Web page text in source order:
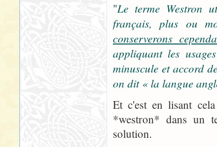
"Le terme Westron
français, plus ou
conserverons
appliquant les
minuscule et accord
on dit « la langue
Et c'est en lisant
*westron* dans un
solution.